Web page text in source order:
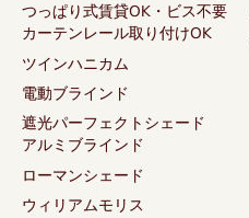
つっぱり式賃貸OK・ビス不要
カーテンレール取り付けOK
ツインハニカム
電動ブラインド
遮光パーフェクトシェード
アルミブラインド
ローマンシェード
ウィリアムモリス